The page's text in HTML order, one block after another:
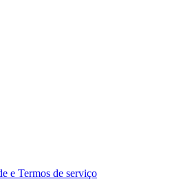
e Termos de serviço